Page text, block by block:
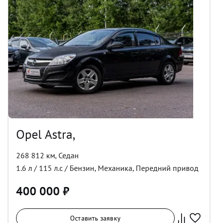
Opel Astra,
268 812 км, Седан
1.6 л / 115 л.с / Бензин, Механика, Передний привод
400 000 ₽
Оставить заявку